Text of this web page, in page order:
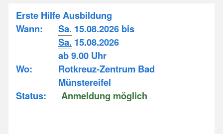
Erste Hilfe Ausbildung
Wann:
Sa. 15.08.2026 bis
Sa. 15.08.2026
ab 9.00 Uhr
Wo:
Rotkreuz-Zentrum Bad
Münstereifel
Status:
Anmeldung möglich